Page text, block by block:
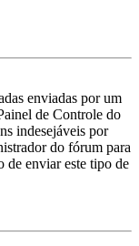
enviadas por um
de Controle do
indesejáveis por
do fórum para
de enviar este tipo de